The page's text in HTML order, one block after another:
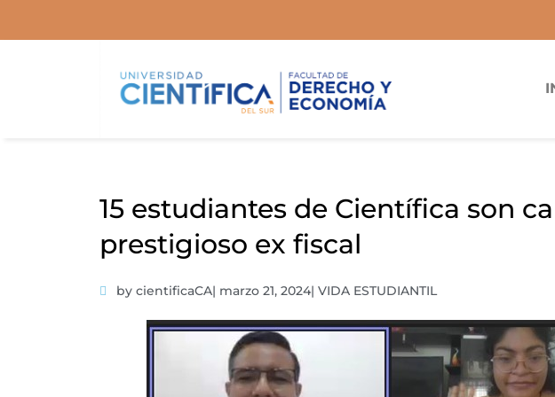
15 estudiantes de Científica son
prestigioso ex fiscal
by cientificaCA| marzo 21, 2024| VIDA ESTUDIANTIL